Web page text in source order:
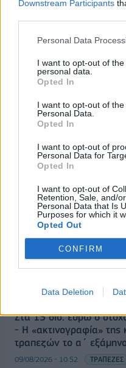
Downstream Participants
Personal Data
I want to opt-out of
personal data.
Opted In
I want to opt-out of
Personal Data.
Opted In
I want to opt-out of
Personal Data for
Opted In
I want to opt-out of
Retention, Sale, and/
Personal Data that Is
Purposes for which it
Opted Out
CONFIRM
Data Deletion
διαδικασίες
ΟΛΕΣ
ΔΗΜΟΦΙΛΗ
Αλ. Τσίπρας: Στις 2
οικονομικού
Θεσσαλονίκη
09/08/2026 - 10:03
Ισπανία – Ιταλία:
09/08/2026 - 10:29 ΚΟΣΜΟΣ
Στα 15 δισ. ευρώ ο
- Η «ακτινογραφία» της
τραπεζών το α΄
09/08/2026 - 10:52 ΤΡΑΠΕΖΕΣ